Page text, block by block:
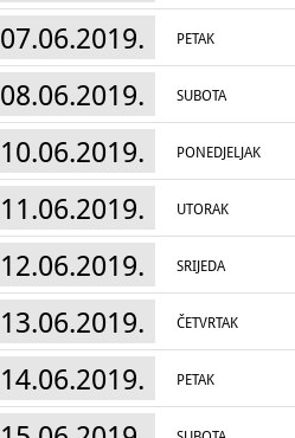
07.06.2019. PETAK
08.06.2019. SUBOTA
10.06.2019. PONEDJELJAK
11.06.2019. UTORAK
12.06.2019. SRIJEDA
13.06.2019. ČETVRTAK
14.06.2019. PETAK